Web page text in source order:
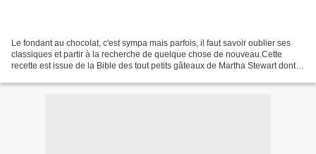
Le fondant au chocolat, c'est sympa mais parfois, il faut savoir oublier ses
classiques et partir à la recherche de quelque chose de nouveau.Cette
recette est issue de la Bible des tout petits gâteaux de Martha Stewart dont